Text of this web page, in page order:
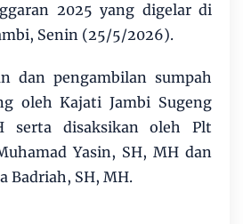
2025 yang digelar di
Senin (25/5/2026).
dan pengambilan sumpah
oleh Kajati Jambi Sugeng
serta disaksikan oleh Plt
Yasin, SH, MH dan
Badriah, SH, MH.